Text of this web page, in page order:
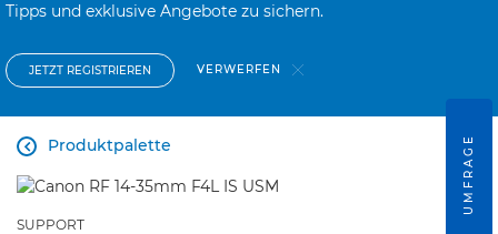
Tipps und exklusive Angebote zu sichern.
JETZT REGISTRIEREN VERWERFEN
Produktpalette

SUPPORT
UMFRAGE